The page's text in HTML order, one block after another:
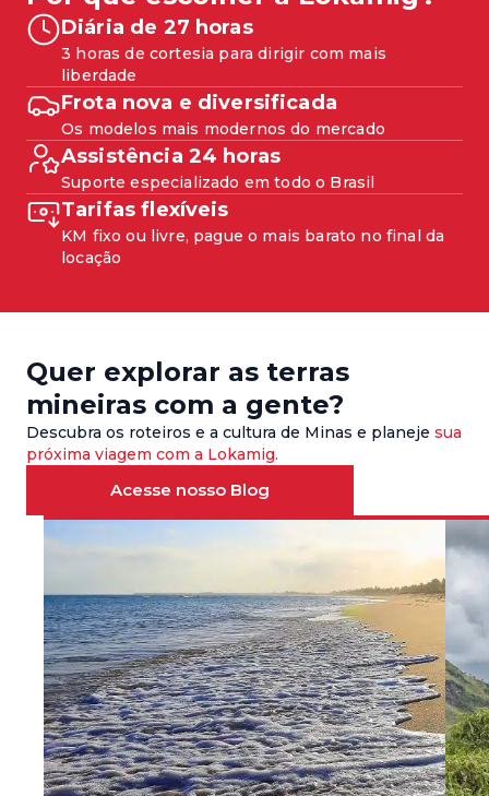
Diária de 27 horas
3 horas de cortesia para dirigir com mais
liberdade
Frota nova e diversificada
Os modelos mais modernos do mercado
Assistência 24 horas
Suporte especializado em todo o Brasil
Tarifas flexíveis
KM fixo ou livre, pague o mais barato no final da
locação
Quer explorar as terras
mineiras com a gente?
Descubra os roteiros e a cultura de Minas e planeje sua
próxima viagem com a Lokamig.
Acesse nosso Blog